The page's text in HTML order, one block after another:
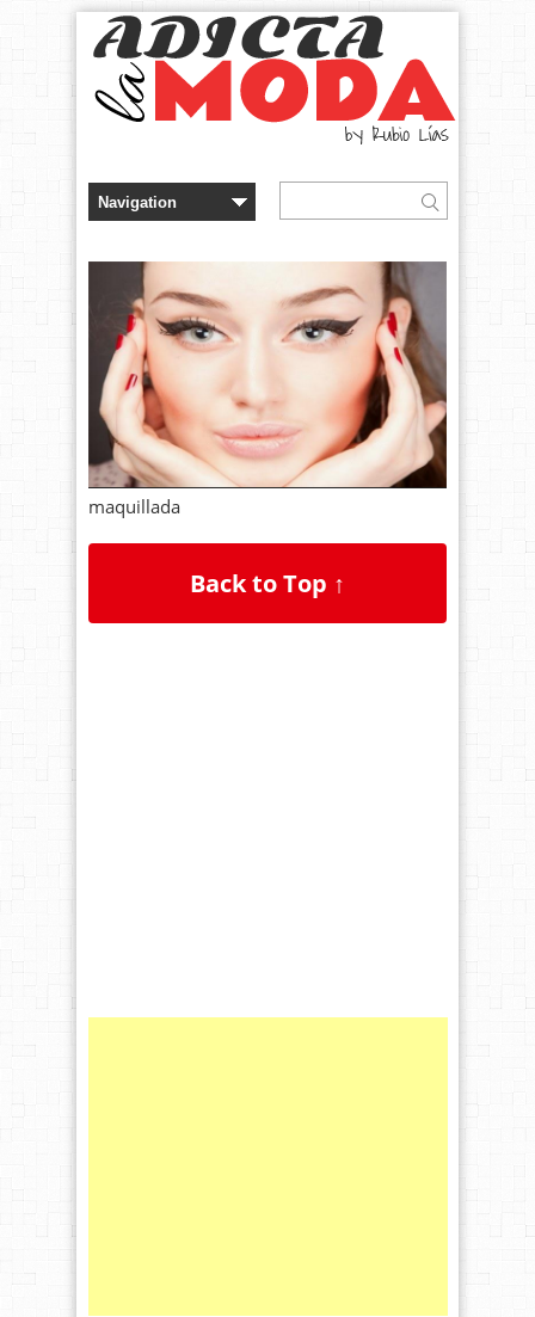
maquillada
Back to Top ↑